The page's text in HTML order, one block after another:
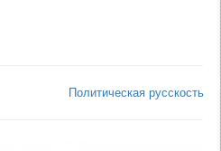
Политическая русскость